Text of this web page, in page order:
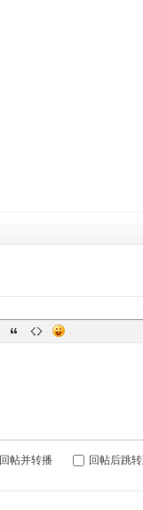
回帖并转播 回帖后跳